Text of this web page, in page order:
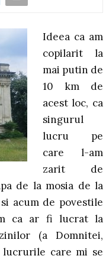
Ideea ca am
copilarit la
mai putin de
10 km de
acest loc, ca
singurul
lucru pe
care l-am
zarit de
de la mosia de la
acum de povestile
ca ar fi lucrat la
(a Domnitei,
lucrurile care mi se